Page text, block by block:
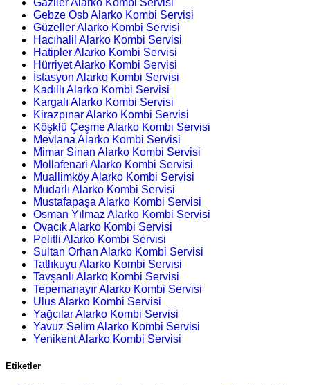
Gebze Osb Alarko Kombi Servisi
Güzeller Alarko Kombi Servisi
Hacıhalil Alarko Kombi Servisi
Hatipler Alarko Kombi Servisi
Hürriyet Alarko Kombi Servisi
İstasyon Alarko Kombi Servisi
Kadıllı Alarko Kombi Servisi
Kargalı Alarko Kombi Servisi
Kirazpınar Alarko Kombi Servisi
Köşklü Çeşme Alarko Kombi Servisi
Mevlana Alarko Kombi Servisi
Mimar Sinan Alarko Kombi Servisi
Mollafenari Alarko Kombi Servisi
Muallimköy Alarko Kombi Servisi
Mudarlı Alarko Kombi Servisi
Mustafapaşa Alarko Kombi Servisi
Osman Yılmaz Alarko Kombi Servisi
Ovacık Alarko Kombi Servisi
Pelitli Alarko Kombi Servisi
Sultan Orhan Alarko Kombi Servisi
Tatlıkuyu Alarko Kombi Servisi
Tavşanlı Alarko Kombi Servisi
Tepemanayır Alarko Kombi Servisi
Ulus Alarko Kombi Servisi
Yağcılar Alarko Kombi Servisi
Yavuz Selim Alarko Kombi Servisi
Yenikent Alarko Kombi Servisi
Etiketler